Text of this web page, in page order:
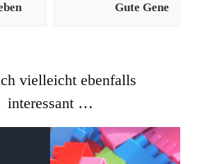
Gute Gene
vielleicht ebenfalls
interessant …